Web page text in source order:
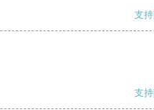
支持
支持